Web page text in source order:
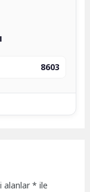
8603
alanlar* ile